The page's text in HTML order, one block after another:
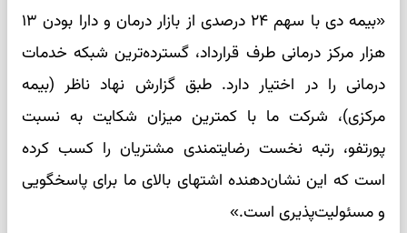
«بیمه دی با سهم ۲۴ درصدی از بازار درمان و دارا بودن ۱۳
هزار مرکز درمانی طرف قرارداد، گسترده‌ترین شبکه خدمات
درمانی را در اختیار دارد. طبق گزارش نهاد ناظر (بیمه
مرکزی)، شرکت ما با کمترین میزان شکایت به نسبت
پورتفو، رتبه نخست رضایتمندی مشتریان را کسب کرده
است که این نشان‌دهنده اشتهای بالای ما برای پاسخگویی
و مسئولیت‌پذیری است.»